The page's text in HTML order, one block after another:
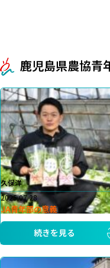
鹿児島県農協青
久保洋
2025.07.28
JA青年部の意義
続きを見る